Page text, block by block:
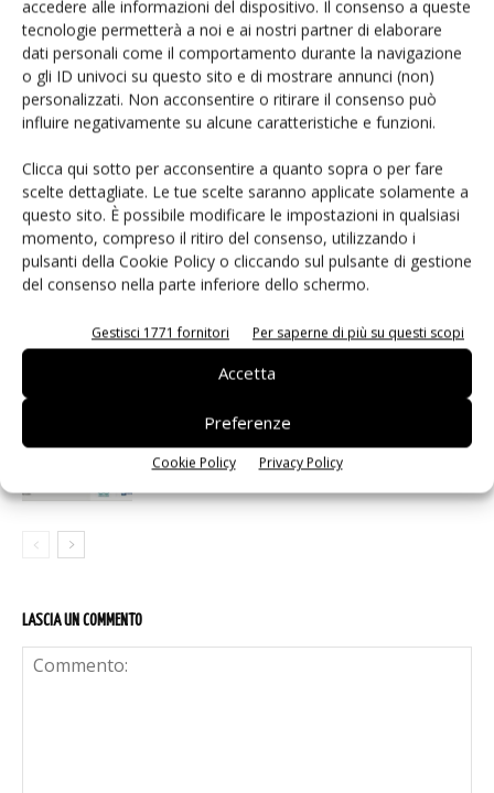
accedere alle informazioni del dispositivo. Il consenso a queste
tecnologie permetterà a noi e ai nostri partner di elaborare
dati personali come il comportamento durante la navigazione
o gli ID univoci su questo sito e di mostrare annunci (non)
personalizzati. Non acconsentire o ritirare il consenso può
influire negativamente su alcune caratteristiche e funzioni.
Clicca qui sotto per acconsentire a quanto sopra o per fare
scelte dettagliate. Le tue scelte saranno applicate solamente a
questo sito. È possibile modificare le impostazioni in qualsiasi
momento, compreso il ritiro del consenso, utilizzando i
pulsanti della Cookie Policy o cliccando sul pulsante di gestione
del consenso nella parte inferiore dello schermo.
Gestisci 1771 fornitori Per saperne di più su questi scopi
Accetta
Preferenze
Cookie Policy Privacy Policy
Facebook Twitter
ARTICOLI CORRELATI ALTRO DALL'AUTORE
Moduli display: mercato verso 180
miliardi di dollari
Sensori di imaging: trasformare la
luce in dati affidabili
Arduino UNO Q, la doppia anima
MPU-MCU per l’edge AI
LASCIA UN COMMENTO